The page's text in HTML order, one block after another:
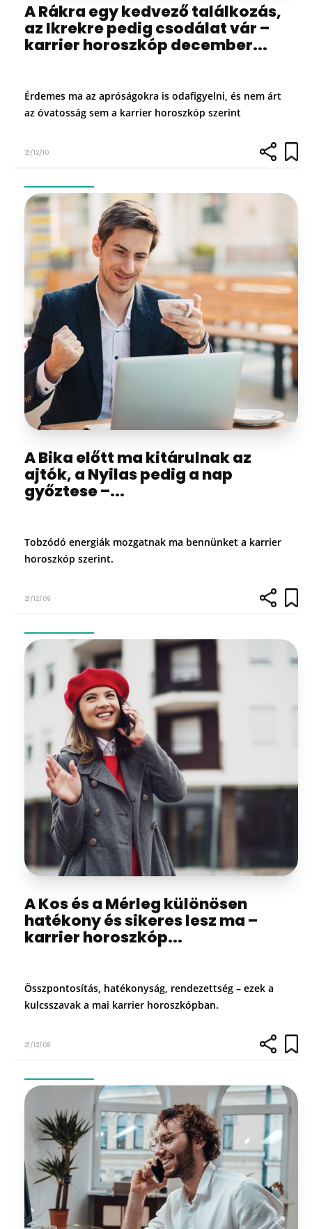
A Rákra egy kedvező találkozás,
az Ikrekre pedig csodálat vár –
karrier horoszkóp december...
Érdemes ma az apróságokra is odafigyelni, és nem árt
az óvatosság sem a karrier horoszkóp szerint
21/12/10
A Bika előtt ma kitárulnak az
ajtók, a Nyilas pedig a nap
győztese –...
Tobzódó energiák mozgatnak ma bennünket a karrier
horoszkóp szerint.
21/12/09
A Kos és a Mérleg különösen
hatékony és sikeres lesz ma –
karrier horoszkóp...
Összpontosítás, hatékonyság, rendezettség – ezek a
kulcsszavak a mai karrier horoszkópban.
21/12/08